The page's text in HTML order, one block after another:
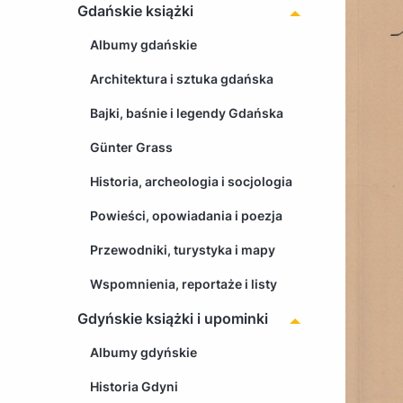
Gdańskie książki
Albumy gdańskie
Architektura i sztuka gdańska
Bajki, baśnie i legendy Gdańska
Günter Grass
Historia, archeologia i socjologia
Powieści, opowiadania i poezja
Przewodniki, turystyka i mapy
Wspomnienia, reportaże i listy
Gdyńskie książki i upominki
Albumy gdyńskie
Historia Gdyni